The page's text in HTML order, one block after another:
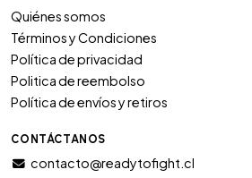
Quiénes somos
Términos y Condiciones
Política de privacidad
Politica de reembolso
Política de envíos y retiros
CONTÁCTANOS
contacto@readytofight.cl